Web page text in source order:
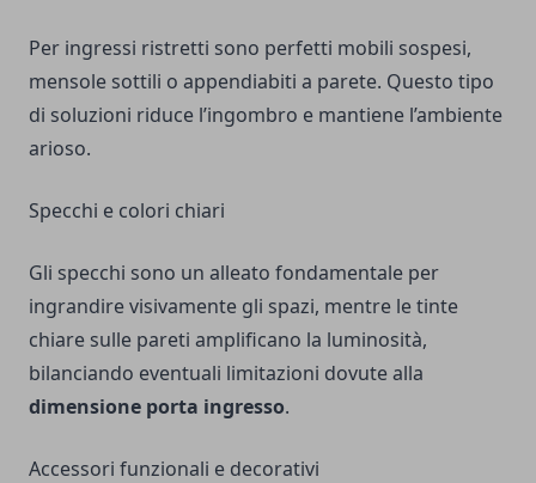
Per ingressi ristretti sono perfetti mobili sospesi,
mensole sottili o appendiabiti a parete. Questo tipo
di soluzioni riduce l’ingombro e mantiene l’ambiente
arioso.
Specchi e colori chiari
Gli specchi sono un alleato fondamentale per
ingrandire visivamente gli spazi, mentre le tinte
chiare sulle pareti amplificano la luminosità,
bilanciando eventuali limitazioni dovute alla
dimensione porta ingresso.
Accessori funzionali e decorativi